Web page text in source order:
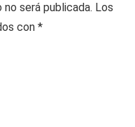
será publicada. Los
con *